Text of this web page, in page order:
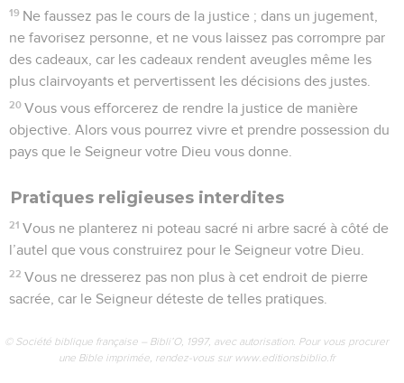
19 Ne faussez pas le cours de la justice ; dans un jugement,
ne favorisez personne, et ne vous laissez pas corrompre par
des cadeaux, car les cadeaux rendent aveugles même les
plus clairvoyants et pervertissent les décisions des justes.
20 Vous vous efforcerez de rendre la justice de manière
objective. Alors vous pourrez vivre et prendre possession du
pays que le Seigneur votre Dieu vous donne.
Pratiques religieuses interdites
21 Vous ne planterez ni poteau sacré ni arbre sacré à côté de
l’autel que vous construirez pour le Seigneur votre Dieu.
22 Vous ne dresserez pas non plus à cet endroit de pierre
sacrée, car le Seigneur déteste de telles pratiques.
© Société biblique française – Bibli’O, 1997, avec autorisation. Pour vous procurer
une Bible imprimée, rendez-vous sur www.editionsbiblio.fr